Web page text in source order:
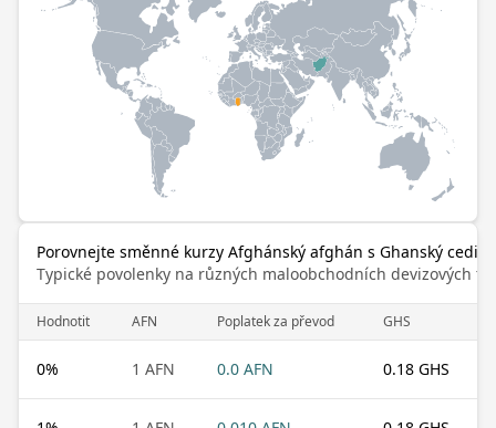
Porovnejte směnné kurzy Afghánský afghán s Ghanský cedi
Typické povolenky na různých maloobchodních devizových
Hodnotit AFN Poplatek za převod GHS
0% 1 AFN 0.0 AFN 0.18 GHS